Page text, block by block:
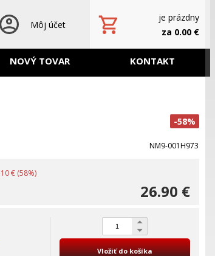
Môj účet
je prázdny
za 0.00 €
NOVÝ TOVAR KONTAKT
-58%
NM9-001H973
€ (58%)
26.90 €
Vložiť do košíka